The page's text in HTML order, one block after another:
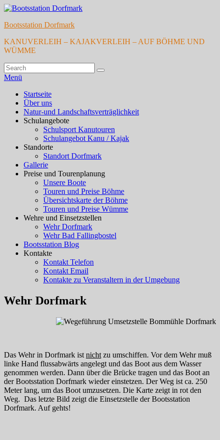
Zum
springen
Bootsstation Dorfmark
KANUVERLEIH – KAJAKVERLEIH – AUF BÖHME UND
WÜMME
Suchen
nach:
Suchen
Menü
Primäres
Menü
Startseite
Über uns
Natur-und Landschaftsverträglichkeit
Schulangebote
Schulsport Kanutouren
Schulangebot Kanu / Kajak
Standorte
Standort Dorfmark
Gallerie
Preise und Tourenplanung
Unsere Boote
Touren und Preise Böhme
Übersichtskarte der Böhme
Touren und Preise Wümme
Wehre und Einsetzstellen
Wehr Dorfmark
Wehr Bad Fallingbostel
Bootsstation Blog
Kontakte
Kontakt Telefon
Kontakt Email
Kontakte zu Veranstaltern in der Umgebung
Wehr Dorfmark
Das Wehr in Dorfmark ist nicht zu umschiffen. Vor dem Wehr muß
linke Hand flussabwärts angelegt und das Boot aus dem Wasser
genommen werden. Dann über die Brücke tragen und das Boot an
der Bootsstation Dorfmark wieder einstetzen. Der Weg ist ca. 250
Meter lang, um das Boot umzusetzen. Die Karte zeigt in rot den
Weg. Das letzte Bild zeigt die Einsetzstelle der Bootsstation
Dorfmark. Auf gehts!